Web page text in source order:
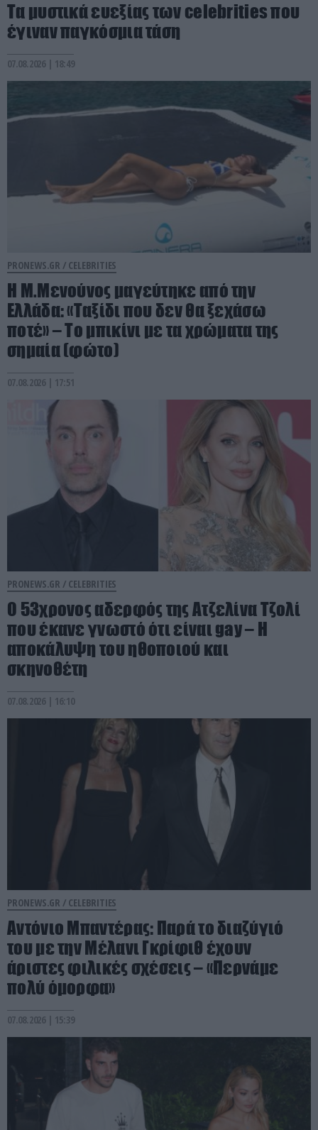
Τα μυστικά ευεξίας των celebrities που
έγιναν παγκόσμια τάση
07.08.2026 | 18:49
PRONEWS.GR / CELEBRITIES
Η Μ.Μενούνος μαγεύτηκε από την
Ελλάδα: «Ταξίδι που δεν θα ξεχάσω
ποτέ» – Το μπικίνι με τα χρώματα της
σημαία (φώτο)
07.08.2026 | 17:51
PRONEWS.GR / CELEBRITIES
Ο 53χρονος αδερφός της Ατζελίνα Τζολί
που έκανε γνωστό ότι είναι gay – Η
αποκάλυψη του ηθοποιού και
σκηνοθέτη
07.08.2026 | 16:10
PRONEWS.GR / CELEBRITIES
Αντόνιο Μπαντέρας: Παρά το διαζύγιό
του με την Μέλανι Γκρίφιθ έχουν
άριστες φιλικές σχέσεις – «Περνάμε
πολύ όμορφα»
07.08.2026 | 15:39